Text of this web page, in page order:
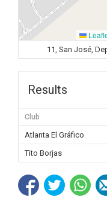
11, San José,
Results
Club
Atlanta El Gráfico
Tito Borjas